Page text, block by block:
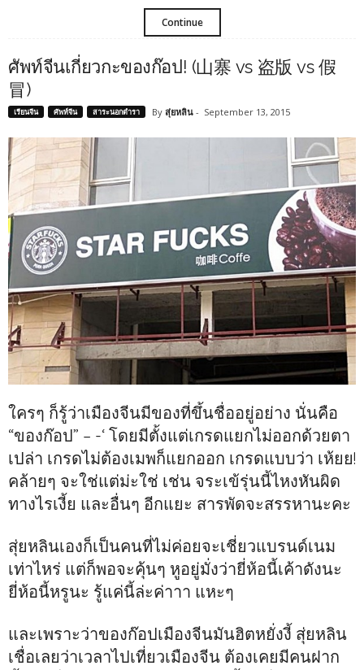
Continue
ศัพท์จีนเกี่ยวกะของก๊อป! (山寨 vs 盗版 vs 假
冒)
เรียนจีน ศัพท์จีน สาระนอกตำรา By สุ่ยหลิน - September 13, 2015
ใครๆ ก็รู้ว่าเมืองจีนมีของที่ขึ้นชื่ออยู่อย่าง นั่นคือ
“ของก๊อป” – -‘ โดยมีตั้งแต่เกรดแยกไม่ออกด้วยตา
เปล่า เกรดไม่ต้องเมพก็แยกออก เกรดแบบว่า เห้ยย!
คล้ายๆ จะใช่แต่ม่ะใช่ เช่น จระเข้รุ่นนี้ไหงหันผิด
ทางไรเงี้ย และอื่นๆ อีกแยะ สารพัดจะสรรหานะคะ
สุ่ยหลินเองก็เป็นคนที่ไม่ค่อยจะเชี่ยวแบรนด์เนม
เท่าไหร่ แต่ก็พอจะคุ้นๆ หูอยู่มั่งว่ายี่ห้อนี้เค้าดังนะ
ยี่ห้อนี้หรูนะ รู้แค่นี้ล่ะค่าาา แหะๆ
และเพราะว่าของก๊อปเมืองจีนมันฮิตหยั่งงี้ สุ่ยหลิน
เชื่อเลยว่าเวลาไปเที่ยวเมืองจีน ต้องเคยมีคนฝาก